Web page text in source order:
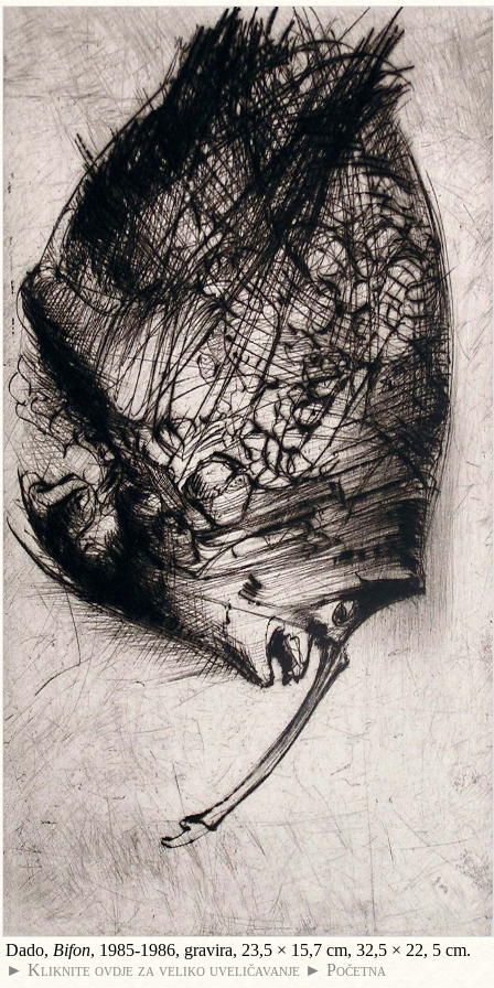
Dado, Bifon, 1985-1986, gravira, 23,5 × 15,7 cm, 32,5 × 22, 5 cm.
► Kliknite ovdje za veliko uveličavanje ► Početna